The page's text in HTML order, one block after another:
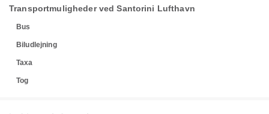
Transportmuligheder ved Santorini Lufthavn
Bus
Biludlejning
Taxa
Tog